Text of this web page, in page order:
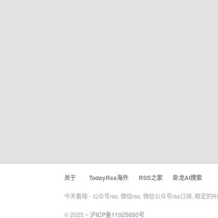
关于 · TodayRss海外 · RSS之家 · 卧龙AI搜索
今天看啥 - 公众号rss, 微信rss, 微信公众号rss订阅, 稳定的
© 2025 ~ 沪ICP备11025650号